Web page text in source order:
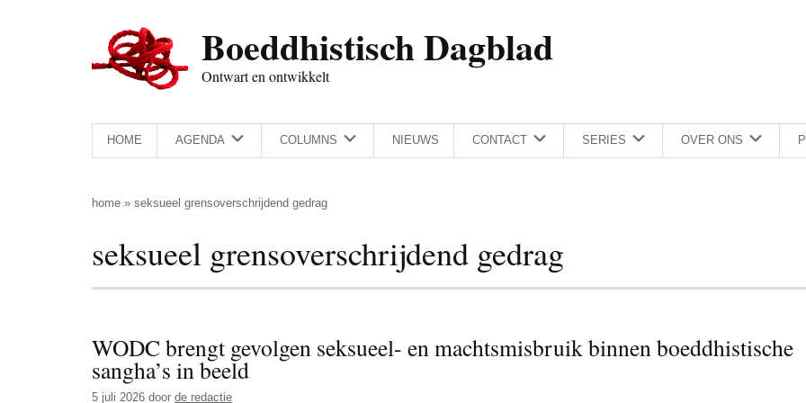
Boeddhistisch Dagblad
Ontwart en ontwikkelt
HOME AGENDA COLUMNS NIEUWS CONTACT SERIES OVER ONS
home » seksueel grensoverschrijdend gedrag
seksueel grensoverschrijdend gedrag
WODC brengt gevolgen seksueel- en machtsmisbruik binnen boeddhistische
sangha’s in beeld
5 juli 2026 door de redactie